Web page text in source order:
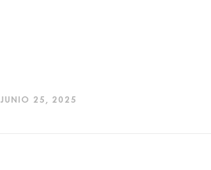
JUNIO 25, 2025